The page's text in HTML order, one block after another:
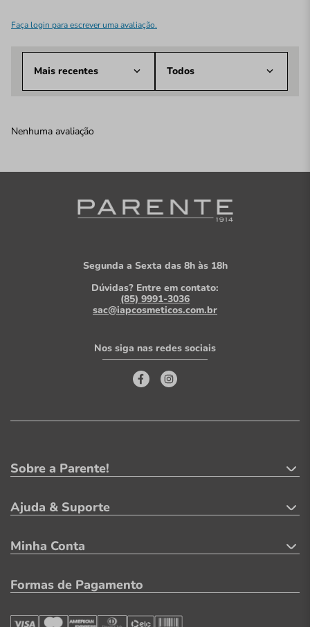
Faça login para escrever uma avaliação.
Mais recentes Todos
Nenhuma avaliação
Segunda a Sexta das 8h às 18h
Dúvidas? Entre em contato:
(85) 9991-3036
sac@iapcosmeticos.com.br
Nos siga nas redes sociais
Sobre a Parente!
Ajuda & Suporte
Minha Conta
Formas de Pagamento